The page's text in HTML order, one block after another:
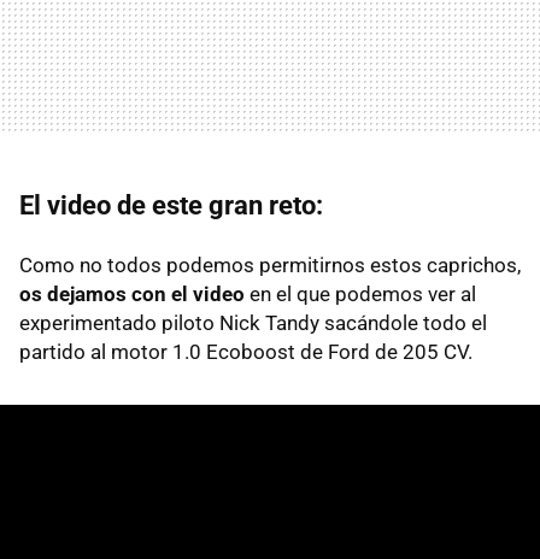
El video de este gran reto:
Como no todos podemos permitirnos estos caprichos,
os dejamos con el video en el que podemos ver al
experimentado piloto Nick Tandy sacándole todo el
partido al motor 1.0 Ecoboost de Ford de 205 CV.